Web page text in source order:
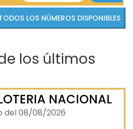
VER TODOS LOS NÚMEROS DISPONIBLES
los últimos
NACIONAL
del 08/08/2026